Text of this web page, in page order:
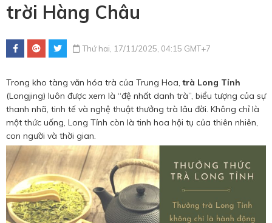
Hotline tour trong nước
0783 336 116
Hotine CSKH
0916 404 578
Hotline tư vấn dịch vụ
0784 849 849
trời Hàng Châu
Thứ hai, 17/11/2025, 04:15 GMT+7
Trong kho tàng văn hóa trà của Trung Hoa,trà Long Tỉnh
(Longjing) luôn được xem là “đệ nhất danh trà”, biểu tượng của sự
thanh nhã, tinh tế và nghệ thuật thưởng trà lâu đời. Không chỉ là
một thức uống, Long Tỉnh còn là tinh hoa hội tụ của thiên nhiên,
con người và thời gian.